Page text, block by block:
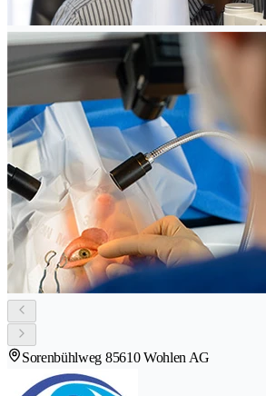
Sorenbühlweg 85610 Wohlen AG